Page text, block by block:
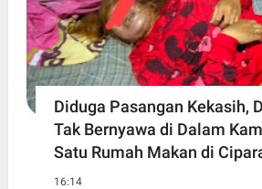
Diduga Pasangan Kekasih,
Tak Bernyawa di Dalam
Satu Rumah Makan di
16:14